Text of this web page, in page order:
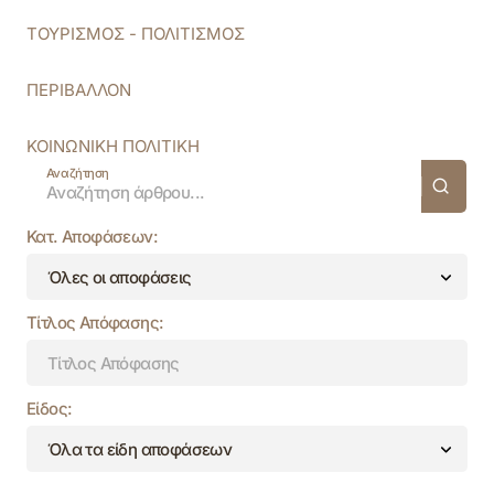
ΤΟΥΡΙΣΜΟΣ - ΠΟΛΙΤΙΣΜΟΣ
ΠΕΡΙΒΑΛΛΟΝ
ΚΟΙΝΩΝΙΚΗ ΠΟΛΙΤΙΚΗ
Αναζήτηση
Κατ. Αποφάσεων:
Τίτλος Απόφασης:
Είδος: